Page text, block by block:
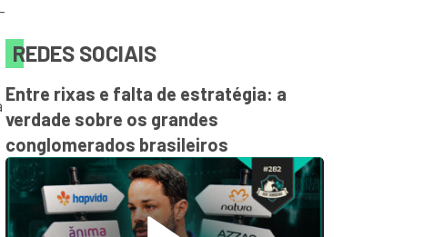
REDES SOCIAIS
Entre rixas e falta de estratégia: a
verdade sobre os grandes
conglomerados brasileiros